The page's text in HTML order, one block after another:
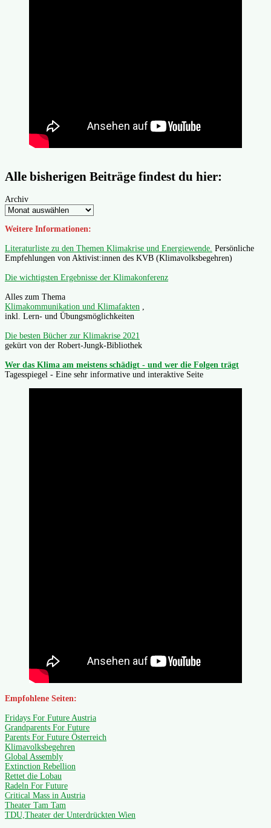
Alle bisherigen Beiträge findest du hier:
Archiv
Weitere Informationen:
Literaturliste zu den Themen Klimakrise und Energiewende. Persönliche
Empfehlungen von Aktivist:innen des KVB (Klimavolksbegehren)
Die wichtigsten Ergebnisse der Klimakonferenz
Alles zum Thema
Klimakommunikation und Klimafakten ,
inkl. Lern- und Übungsmöglichkeiten
Die besten Bücher zur Klimakrise 2021
gekürt von der Robert-Jungk-Bibliothek
Wer das Klima am meistens schädigt - und wer die Folgen trägt
Tagesspiegel - Eine sehr informative und interaktive Seite
Empfohlene Seiten:
Fridays For Future Austria
Grandparents For Future
Parents For Future Österreich
Klimavolksbegehren
Global Assembly
Extinction Rebellion
Rettet die Lobau
Radeln For Future
Critical Mass in Austria
Theater Tam Tam
TDU,Theater der Unterdrückten Wien